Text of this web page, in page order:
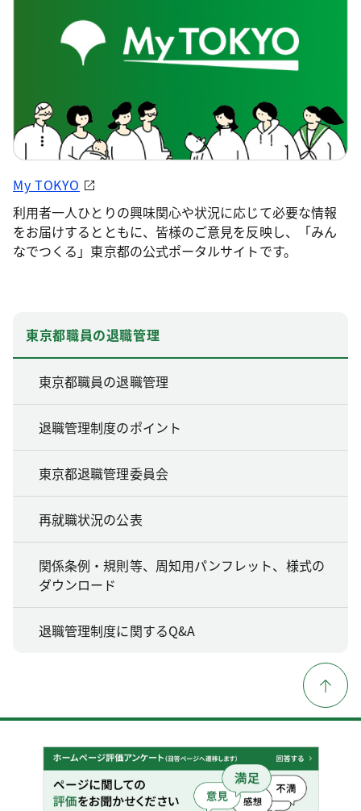
My TOKYO
利用者一人ひとりの興味関心や状況に応じて必要な情報
をお届けするとともに、皆様のご意見を反映し、「みん
なでつくる」東京都の公式ポータルサイトです。
東京都職員の退職管理
東京都職員の退職管理
退職管理制度のポイント
東京都退職管理委員会
再就職状況の公表
関係条例・規則等、周知用パンフレット、様式の
ダウンロード
退職管理制度に関するQ&A